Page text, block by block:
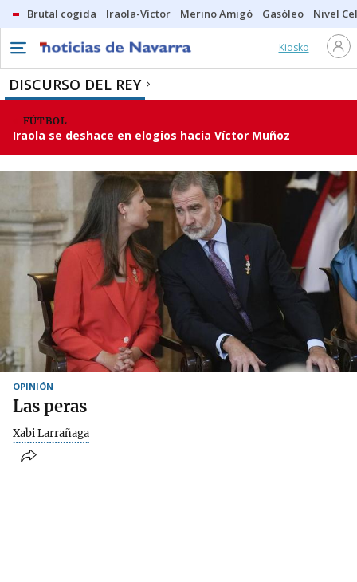
Brutal cogida Iraola-Víctor Merino Amigó Gasóleo Nivel
Kiosko
DISCURSO DEL REY
FÚTBOL
Iraola se deshace en elogios hacia Víctor Muñoz
OPINIÓN
Las peras
Xabi Larrañaga